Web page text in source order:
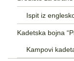
Ispit iz
Kadetska bojna
Kampovi